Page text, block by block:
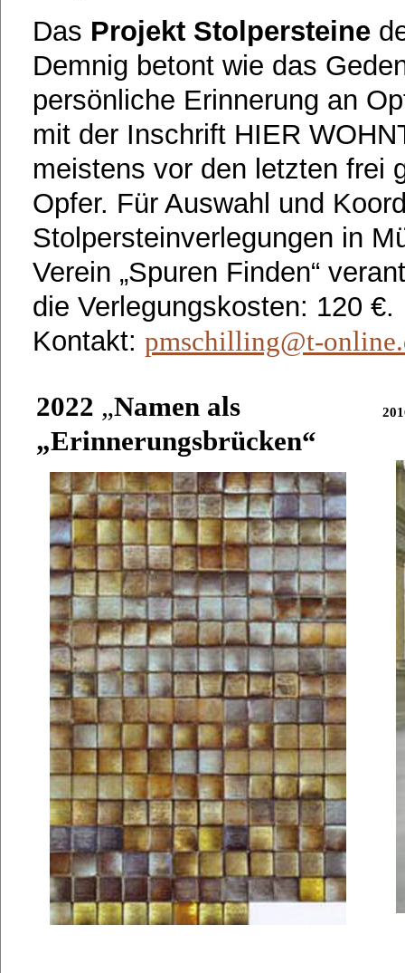
Das Projekt Stolpersteine
Demnig betont wie das
persönliche Erinnerung an
mit der Inschrift HIER
meistens vor den letzten frei
Opfer. Für Auswahl und
Stolpersteinverlegungen in
Verein „Spuren Finden“
die Verlegungskosten: 120 €.
Kontakt: pmschilling@t-
2022 „Namen als
„Erinnerungsbrücken“